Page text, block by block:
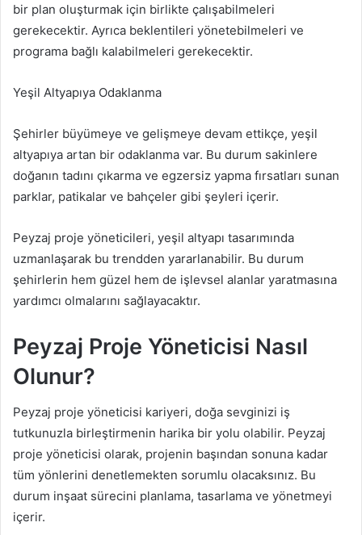
bir plan oluşturmak için birlikte çalışabilmeleri
gerekecektir. Ayrıca beklentileri yönetebilmeleri ve
programa bağlı kalabilmeleri gerekecektir.
Yeşil Altyapıya Odaklanma
Şehirler büyümeye ve gelişmeye devam ettikçe, yeşil
altyapıya artan bir odaklanma var. Bu durum sakinlere
doğanın tadını çıkarma ve egzersiz yapma fırsatları sunan
parklar, patikalar ve bahçeler gibi şeyleri içerir.
Peyzaj proje yöneticileri, yeşil altyapı tasarımında
uzmanlaşarak bu trendden yararlanabilir. Bu durum
şehirlerin hem güzel hem de işlevsel alanlar yaratmasına
yardımcı olmalarını sağlayacaktır.
Peyzaj Proje Yöneticisi Nasıl
Olunur?
Peyzaj proje yöneticisi kariyeri, doğa sevginizi iş
tutkunuzla birleştirmenin harika bir yolu olabilir. Peyzaj
proje yöneticisi olarak, projenin başından sonuna kadar
tüm yönlerini denetlemekten sorumlu olacaksınız. Bu
durum inşaat sürecini planlama, tasarlama ve yönetmeyi
içerir.